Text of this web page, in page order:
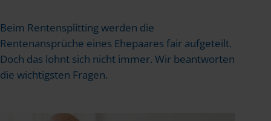
Beim Rentensplitting werden die
Rentenansprüche eines Ehepaares fair aufgeteilt.
Doch das lohnt sich nicht immer. Wir beantworten
die wichtigsten Fragen.